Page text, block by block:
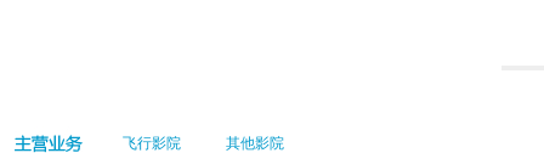
飞行影院 其他影院